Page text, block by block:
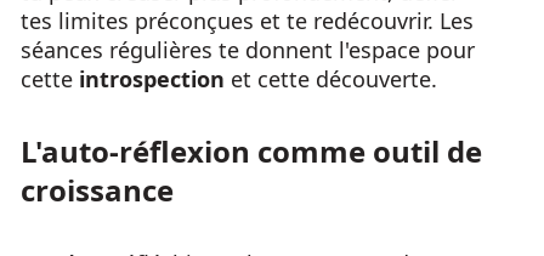
tes limites préconçues et te redécouvrir. Les
séances régulières te donnent l'espace pour
cette introspection et cette découverte.
L'auto-réflexion comme outil de
croissance